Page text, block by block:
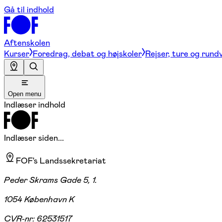
Gå til indhold
Aftenskolen
Kurser Foredrag, debat og højskoler Rejser, ture og
Open menu
Indlæser indhold
Indlæser siden...
FOF's Landssekretariat
Peder Skrams Gade 5, 1.
1054 København K
CVR-nr: 62531517